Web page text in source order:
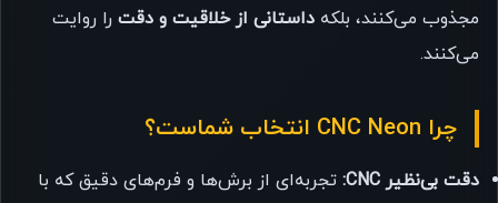
مجذوب می‌کنند، بلکه داستانی از خلاقیت و دقت را روایت
می‌کنند.
چرا CNC Neon انتخاب شماست؟
دقت بی‌نظیر CNC:
تجربه‌ای از برش‌ها و فرم‌های دقیق که با